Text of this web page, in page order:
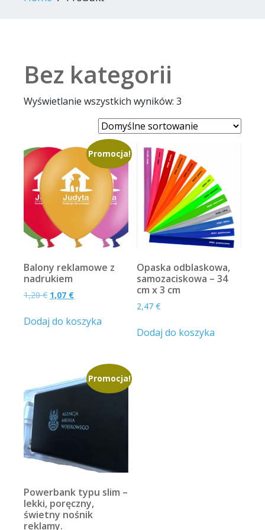
Bez kategorii
Wyświetlanie wszystkich wyników: 3
Promocja!
Balony reklamowe z
nadrukiem
1,20€ Pierwotna
wynosiła:
1,07 €Aktualna
wynosi:
1,07 €.
Dodaj do koszyka
Opaska odblaskowa,
samozaciskowa – 34
cm x 3 cm
2,47€
Dodaj do koszyka
Promocja!
Powerbank typu slim –
lekki, poręczny,
świetny nośnik
reklamy.